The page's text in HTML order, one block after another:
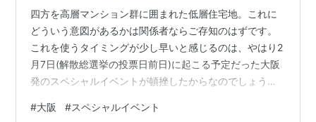
四方を高層マンション群に囲まれた低層住宅地。これに
どういう意図があるかは関係者ならご存知のはずです。
これを使うタイミングが少し早いと感じるのは、やはり2
月7日(解散総選挙の投票日前日)に起こる予定だった大阪
発のスペシャルイベントが頓挫したからなのでしょう
ると非難」(仏ルモンドニュースレターから)イラン情勢と
#大阪 #スペシャルイベント